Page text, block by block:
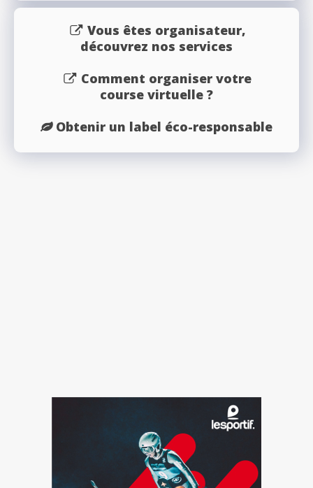
Vous êtes organisateur,
découvrez nos services
Comment organiser votre
course virtuelle ?
Obtenir un label éco-responsable